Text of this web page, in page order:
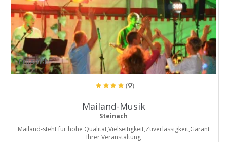
ProArtist
(9)
Mailand-Musik
Steinach
Mailand-steht für hohe Qualität,Vielseitigkeit,Zuverlässigkeit,Garant
Ihrer Veranstaltung